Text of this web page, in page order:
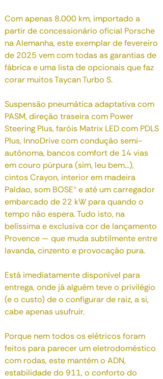
Com apenas 8.000 km, importado a
partir de concessionário oficial Porsche
na Alemanha, este exemplar de fevereiro
de 2025 vem com todas as garantias de
fábrica e uma lista de opcionais que faz
corar muitos Taycan Turbo S.
Suspensão pneumática adaptativa com
PASM, direção traseira com Power
Steering Plus, faróis Matrix LED com PDLS
Plus, InnoDrive com condução semi-
autónoma, bancos comfort de 14 vias
em couro púrpura (sim, leu bem...),
cintos Crayon, interior em madeira
Paldao, som BOSE® e até um carregador
embarcado de 22 kW para quando o
tempo não espera. Tudo isto, na
belíssima e exclusiva cor de lançamento
Provence — que muda subtilmente entre
lavanda, cinzento e provocação pura.
Está imediatamente disponível para
entrega, onde já alguém teve o privilégio
(e o custo) de o configurar de raiz, a si,
cabe apenas usufruir.
Porque nem todos os elétricos foram
feitos para parecer um eletrodoméstico
com rodas, este mantém o ADN,
estabilidade do 911, o conforto do